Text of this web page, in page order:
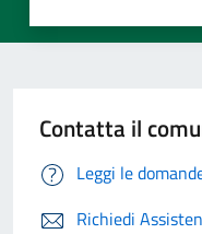
Contatta il
Leggi le
Richiedi